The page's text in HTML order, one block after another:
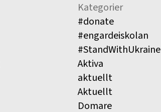
Kategorier
#donate
#engardeiskolan
#StandWithUkraine
Aktiva
aktuellt
Aktuellt
Domare